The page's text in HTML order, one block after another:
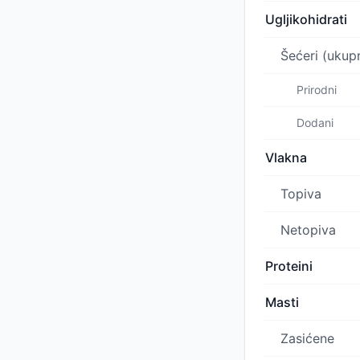
Ugljikohidrati
Šećeri
Prirodni
Dodani
Vlakna
Topiva
Netopiva
Proteini
Masti
Zasićene